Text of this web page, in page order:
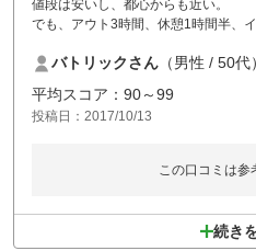
値段は安いし、都心からも近い。
でも、アウト3時間、休憩1時間半、イ
バトリックさん （男性 / 50代）
平均スコア：90～99
投稿日：2017/10/13
この口コミは参
続き